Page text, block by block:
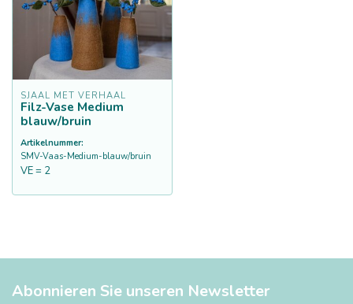
SJAAL MET VERHAAL
Filz-Vase Medium
blauw/bruin
Artikelnummer:
SMV-Vaas-Medium-blauw/bruin
VE = 2
Abonnieren Sie unseren Newsletter